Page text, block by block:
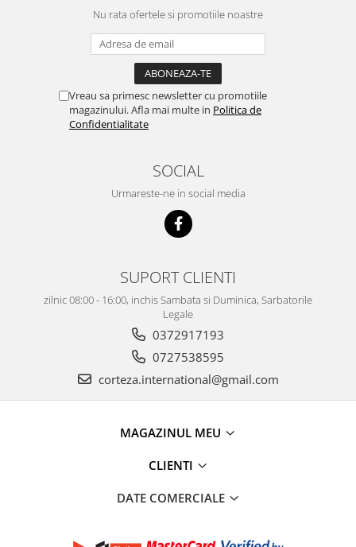
Nu rata ofertele si promotiile noastre
Vreau sa primesc newsletter cu promotiile
magazinului. Afla mai multe in Politica de
Confidentialitate
SOCIAL
Urmareste-ne in social media
SUPORT CLIENTI
zilnic 08:00 - 16:00, inchis Sambata si Duminica, Sarbatorile
Legale
0372917193
0727538595
corteza.international@gmail.com
MAGAZINUL MEU
CLIENTI
DATE COMERCIALE